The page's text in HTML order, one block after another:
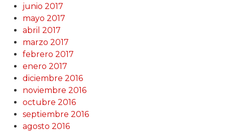
junio 2017
mayo 2017
abril 2017
marzo 2017
febrero 2017
enero 2017
diciembre 2016
noviembre 2016
octubre 2016
septiembre 2016
agosto 2016